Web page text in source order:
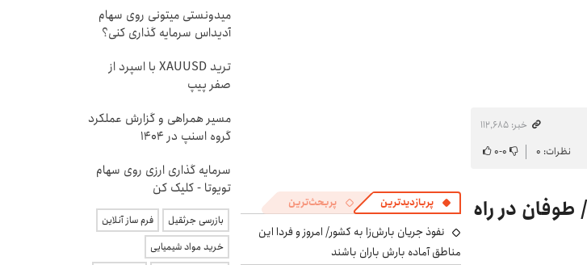
خبر: ۱۱۲٬۶۸۵
نظرات: ۰ ۰-۰
طوفان در راه
پربازدیدترین پربحث‌ترین
نفوذ جریان بارش‌زا به کشور/ امروز و فردا این
مناطق آماده بارش باران باشند
میدونستی میتونی روی سهام
آدیداس سرمایه گذاری کنی؟
ترید XAUUSD با اسپرد از
صفر پیپ
مسیر همراهی و گزارش عملکرد
گروه اسنپ در ۱۴۰۴
سرمایه گذاری ارزی روی سهام
تویوتا - کلیک کن
بازرسی جرثقیل
فرم ساز آنلاین
خرید مواد شیمیایی